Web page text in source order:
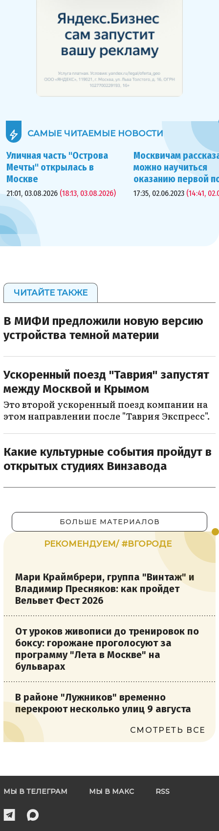
САМЫЕ ЧИТАЕМЫЕ НОВОСТИ
Уличная часть "Острова
Мечты" открылась в
Москве
21:01, 03.08.2026 (18:13, 03.08.2026)
Москвичам
можно научиться
оказанию первой
17:35, 02.06.2023 (14:41,
ЧИТАЙТЕ ТАКЖЕ
В МИФИ предложили новую версию
устройства темной материи
Ускоренный поезд "Таврия" запустят
между Москвой и Крымом
Это второй ускоренный поезд компании на
этом направлении после "Таврия Экспресс".
Какие культурные события пройдут в
открытых студиях Винзавода
БОЛЬШЕ МАТЕРИАЛОВ
РЕКОМЕНДУЕМ/ #ВГОРОДЕ
Мари Краймбрери, группа "Винтаж" и
Владимир Пресняков: как пройдет
Вельвет Фест 2026
От уроков живописи до тренировок по
боксу: горожане проголосуют за
программу "Лета в Москве" на
бульварах
В районе "Лужников" временно
перекроют несколько улиц 9 августа
СМОТРЕТЬ ВСЕ
МЫ В ТЕЛЕГРАМ МЫ В МАКС RSS